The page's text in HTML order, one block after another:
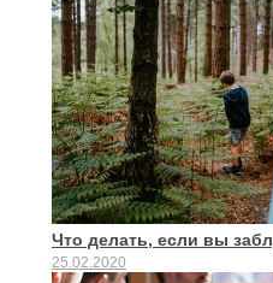
Что делать, если вы
25.02.2020